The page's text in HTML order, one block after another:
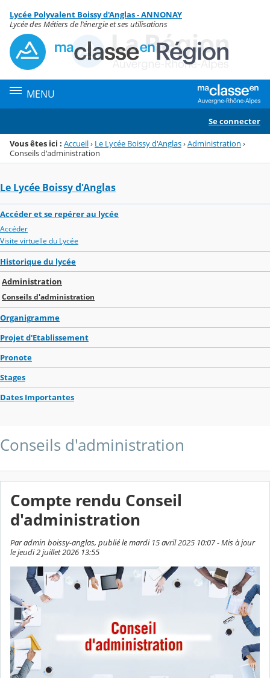
Menu de la rubrique
Contenu
Lycée Polyvalent Boissy d'Anglas - ANNONAY
Lycée des Métiers de l'énergie et ses utilisations
MENU
Se connecter
Vous êtes ici : Accueil› Le Lycée Boissy d'Anglas›Administration ›
Conseils d'administration
Le Lycée Boissy d'Anglas
Accéder et se repérer au lycée
Accéder
Visite virtuelle du Lycée
Historique du lycée
Administration
Conseils d'administration
Organigramme
Projet d'Etablissement
Pronote
Stages
Dates Importantes
Conseils d'administration
Compte rendu Conseil
d'administration
Par admin boissy-anglas, publié le mardi 15 avril 2025 10:07 - Mis à jour
le jeudi 2 juillet 2026 13:55